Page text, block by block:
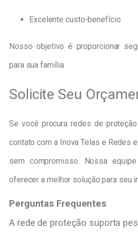
Excelente custo-benefício.
Nosso objetivo é proporcionar
para sua família.
Solicite Seu
Se você procura redes de
contato com a Inova Telas e Redes
sem compromisso. Nossa
oferecer a melhor solução para seu
Perguntas Frequentes
A rede de proteção suporta